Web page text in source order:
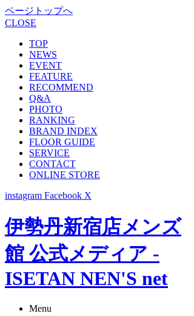
ページトップへ
CLOSE
TOP
NEWS
EVENT
FEATURE
RECOMMEND
Q&A
PHOTO
RANKING
BRAND INDEX
FLOOR GUIDE
SERVICE
CONTACT
ONLINE STORE
instagram Facebook X
伊勢丹新宿店メンズ
館 公式メディア -
ISETAN NEN'S net
Menu